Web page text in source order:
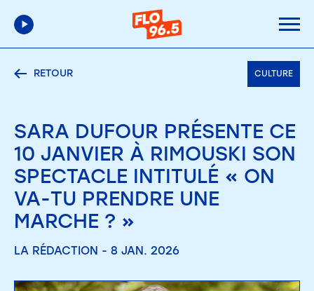
RETOUR CULTURE
SARA DUFOUR PRÉSENTE CE
10 JANVIER À RIMOUSKI SON
SPECTACLE INTITULÉ « ON
VA-TU PRENDRE UNE
MARCHE ? »
LA RÉDACTION - 8 JAN. 2026